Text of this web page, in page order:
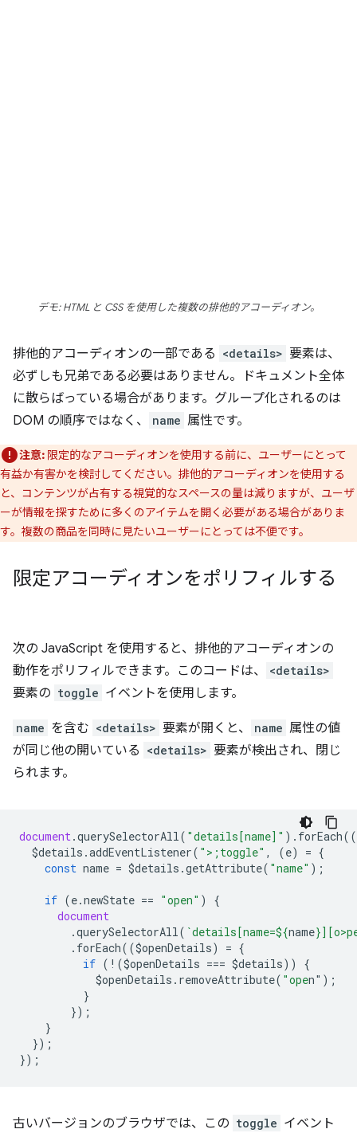
デモ: HTML と CSS を使用した複数の排他的アコーディオン。
排他的アコーディオンの一部である <details> 要素は、
必ずしも兄弟である必要はありません。ドキュメント全体
に散らばっている場合があります。グループ化されるのは
DOM の順序ではなく、
name 属性です。
注意: 限定的なアコーディオンを使用する前に、ユーザーにとって
有益か有害かを検討してください。排他的アコーディオンを使用する
と、コンテンツが占有する視覚的なスペースの量は減りますが、ユーザ
ーが情報を探すために多くのアイテムを開く必要がある場合がありま
す。複数の商品を同時に見たいユーザーにとっては不便です。
限定アコーディオンをポリフィルする
次の JavaScript を使用すると、排他的アコーディオンの
動作をポリフィルできます。このコードは、
<details>
要素の toggle イベントを使用します。
name を含む <details> 要素が開くと、 name 属性の値
が同じ他の開いている <details> 要素が検出され、閉じ
られます。
document.querySelectorAll( "details[name]" ). forEach((
$details .addEventListener( ">;toggle" , (e) = {
const name = $details .getAttribute( "name" );
if (e.newState == "open" )
{
document
.querySelectorAll( `details[name=${name}
. forEach(($openDetails) = {
if ( ! ($openDetails === $details))
{
$openDetails . removeAttribute( "open" );
}
});
}
});
});
古いバージョンのブラウザでは、この toggle イベント